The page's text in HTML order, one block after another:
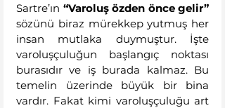
Sartre’ın
sözünü biraz mürekkep yutmuş her
insan mutlaka duymuştur. İşte
varoluşçuluğun başlangıç noktası
burasıdır ve iş burada kalmaz. Bu
temelin üzerinde büyük bir bina
vardır. Fakat kimi varoluşçuluğu art